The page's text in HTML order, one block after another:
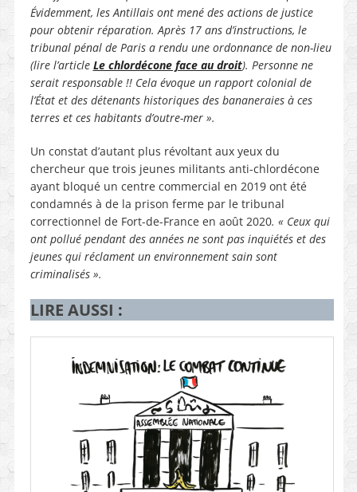
Évidemment, les Antillais ont mené des actions de justice
pour obtenir réparation. Après 17 ans d’instructions, le
tribunal pénal de Paris a rendu une ordonnance de non-lieu
(lire l’article Le chlordécone face au droit). Personne ne
serait responsable !! Cela évoque un rapport colonial de
l’État et des détenants historiques des bananeraies à ces
terres et ces habitants d’outre-mer ».
Un constat d’autant plus révoltant aux yeux du
chercheur que trois jeunes militants anti-chlordécone
ayant bloqué un centre commercial en 2019 ont été
condamnés à de la prison ferme par le tribunal
correctionnel de Fort-de-France en août 2020. « Ceux qui
ont pollué pendant des années ne sont pas inquiétés et des
jeunes qui réclament un environnement sain sont
criminalisés ».
LIRE AUSSI :